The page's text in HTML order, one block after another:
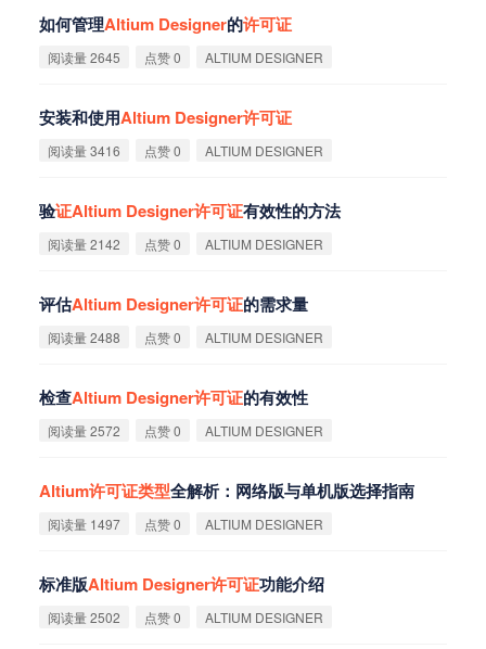
如何管理Altium Designer的许可证
阅读量 2645 点赞 0 ALTIUM DESIGNER
安装和使用Altium Designer许可证
阅读量 3416 点赞 0 ALTIUM DESIGNER
验证Altium Designer许可证有效性的方法
阅读量 2142 点赞 0 ALTIUM DESIGNER
评估Altium Designer许可证的需求量
阅读量 2488 点赞 0 ALTIUM DESIGNER
检查Altium Designer许可证的有效性
阅读量 2572 点赞 0 ALTIUM DESIGNER
Altium许可证类型全解析：网络版与单机版选择指南
阅读量 1497 点赞 0 ALTIUM DESIGNER
标准版Altium Designer许可证功能介绍
阅读量 2502 点赞 0 ALTIUM DESIGNER